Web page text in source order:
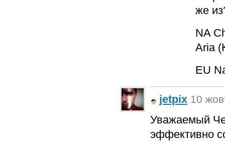
же
NA
Aria
EU
jetpix 10
Уважаемый
эффективно